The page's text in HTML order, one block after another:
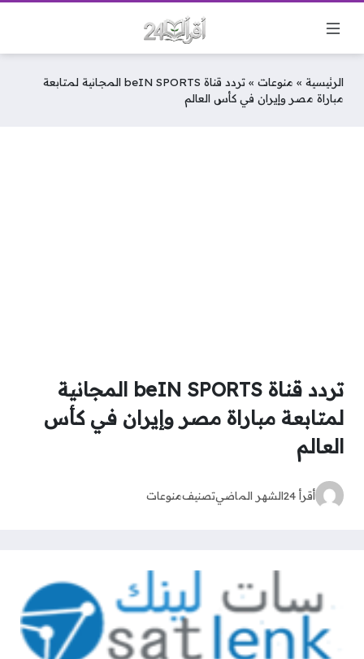
الرئيسية » منوعات »
تردد قناة beIN SPORTS المجانية لمتابعة
مباراة مصر وإيران في كأس العالم
تردد قناة beIN SPORTS المجانية
لمتابعة مباراة مصر وإيران في كأس
العالم
أقرأ 24 الشهر الماضيتصنيفمنوعات